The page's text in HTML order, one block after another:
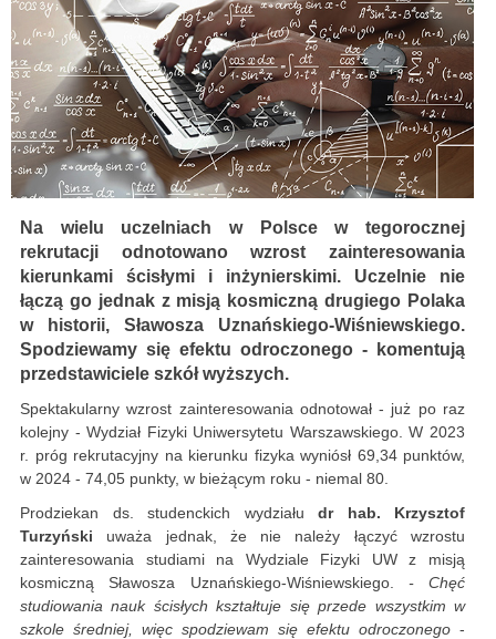
Na wielu uczelniach w Polsce w tegorocznej
rekrutacji odnotowano wzrost zainteresowania
kierunkami ścisłymi i inżynierskimi. Uczelnie nie
łączą go jednak z misją kosmiczną drugiego Polaka
w historii, Sławosza Uznańskiego-Wiśniewskiego.
Spodziewamy się efektu odroczonego - komentują
przedstawiciele szkół wyższych.
Spektakularny wzrost zainteresowania odnotował - już po raz
kolejny - Wydział Fizyki Uniwersytetu Warszawskiego. W 2023
r. próg rekrutacyjny na kierunku fizyka wyniósł 69,34 punktów,
w 2024 - 74,05 punkty, w bieżącym roku - niemal 80.
Prodziekan ds. studenckich wydziału dr hab. Krzysztof
Turzyński uważa jednak, że nie należy łączyć wzrostu
zainteresowania studiami na Wydziale Fizyki UW z misją
kosmiczną Sławosza Uznańskiego-Wiśniewskiego. - Chęć
studiowania nauk ścisłych kształtuje się przede wszystkim w
szkole średniej, więc spodziewam się efektu odroczonego -